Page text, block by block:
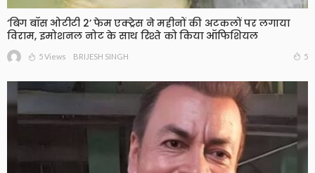
‘बिग बॉस ओटीटी 2’ फेम एक्ट्रेस ने महीनों की अटकलों पर लगाया
विराम, इमोशनल नोट के साथ रिश्ते को किया ऑफिशियल
5 Views BRIJESH SINGH 5